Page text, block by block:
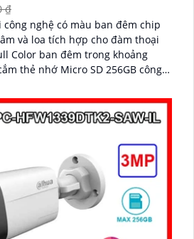
₫
công nghệ có màu ban đêm chip
và loa tích hợp cho đàm thoại
Color ban đêm trong khoảng